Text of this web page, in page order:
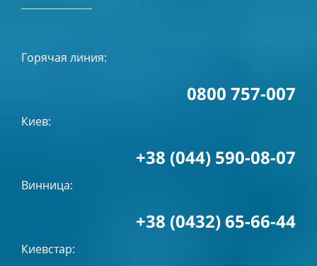
Горячая линия:
0800 757-007
Киев:
+38 (044) 590-08-07
Винница:
+38 (0432) 65-66-44
Киевстар: